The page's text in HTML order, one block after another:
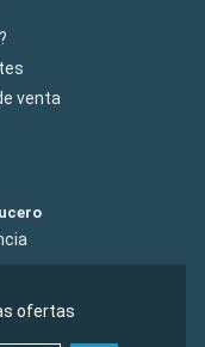
venta
ofertas